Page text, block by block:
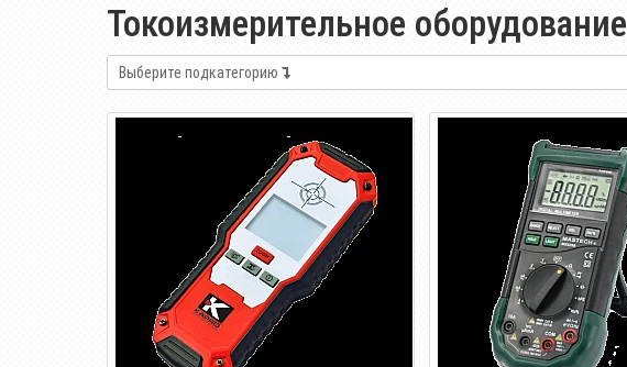
Токоизмерительное оборудование
Выберите подкатегорию